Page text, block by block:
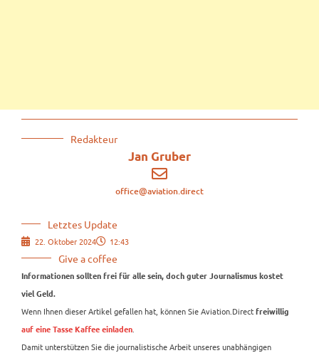
Redakteur
Jan Gruber
office@aviation.direct
Letztes Update
22. Oktober 2024 12:43
Give a coffee
Informationen sollten frei für alle sein, doch guter Journalismus kostet
viel Geld.
Wenn Ihnen dieser Artikel gefallen hat, können Sie Aviation.Direct freiwillig
auf eine Tasse Kaffee einladen
Damit unterstützen Sie die journalistische Arbeit unseres unabhängigen